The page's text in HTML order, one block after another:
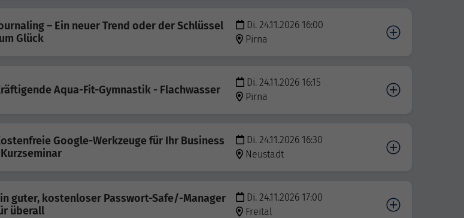
– Ein neuer Trend oder der Schlüssel
Glück
Di. 24.11.2026 16:00
Pirna
Aqua-Fit-Gymnastik - Flachwasser
Di. 24.11.2026 16:15
Pirna
Google-Werkzeuge für Ihr Business
Di. 24.11.2026 16:30
Neustadt
guter, kostenloser Passwort-Safe/-Manager
überall
Di. 24.11.2026 17:00
Freital